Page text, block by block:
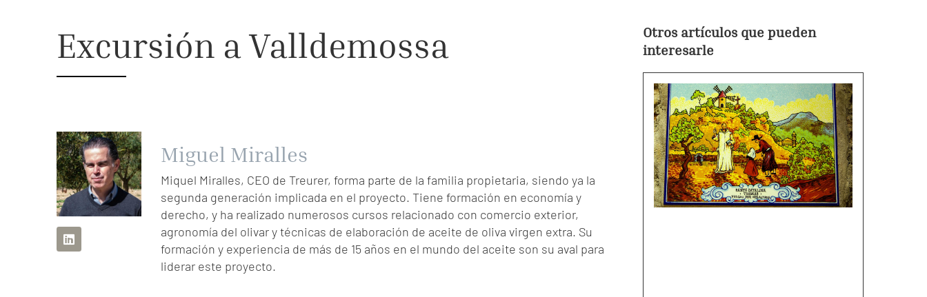
Excursión a Valldemossa
Miguel Miralles
Miquel Miralles, CEO de Treurer, forma parte de la familia propietaria, siendo ya la
segunda generación implicada en el proyecto. Tiene formación en economía y
derecho, y ha realizado numerosos cursos relacionado con comercio exterior,
agronomía del olivar y técnicas de elaboración de aceite de oliva virgen extra. Su
formación y experiencia de más de 15 años en el mundo del aceite son su aval para
liderar este proyecto.
Otros artículos que pueden
interesarle